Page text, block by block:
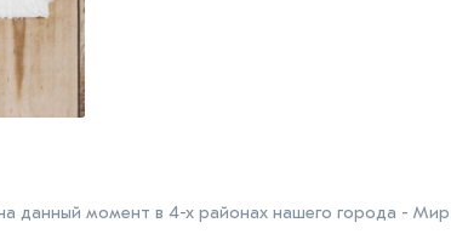
данный момент в 4-х районах нашего города -